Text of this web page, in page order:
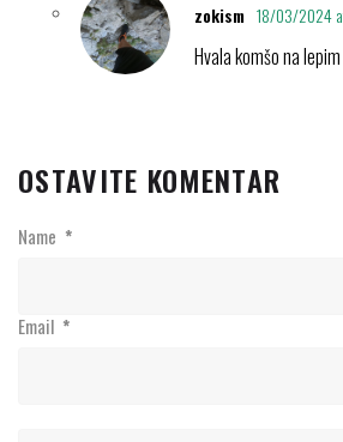
zokism 18/03/2024
Hvala komšo na
OSTAVITE KOMENTAR
Name *
Email *